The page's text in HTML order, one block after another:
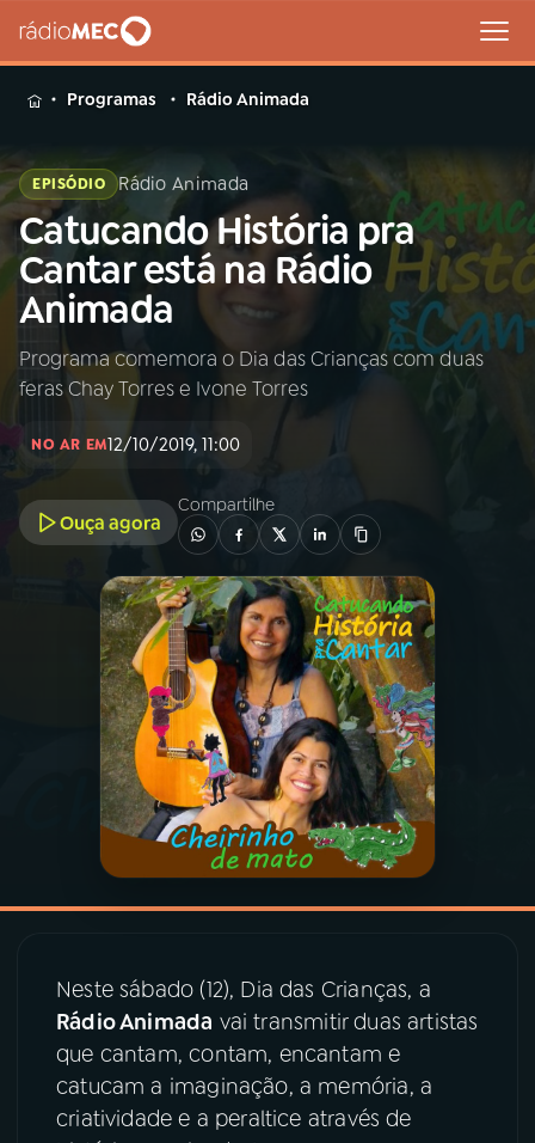
MENU
Buscar
na
Rádio
MEC
Buscar
Início AO VIVO
INÍCIO
A RÁDIO
PROGRAMAÇÃO
PROGRAMAS
PODCASTS
VIDEOCASTS
07ÚLTIMAS
08PRÊMIO RÁDIO MEC
ACOMPANHE A RÁDIO MEC
YouTube Facebook
Programas Rádio Animada
EPISÓDIO Rádio Animada
Catucando História pra
Cantar está na Rádio
Animada
Programa comemora o Dia das Crianças com duas
feras Chay Torres e Ivone Torres
NO AR EM12/10/2019, 11:00
Ouça agora
Compartilhe
Neste sábado (12), Dia das Crianças, a
Rádio Animada vai transmitir duas artistas
que cantam, contam, encantam e
catucam a imaginação, a memória, a
criatividade e a peraltice através de